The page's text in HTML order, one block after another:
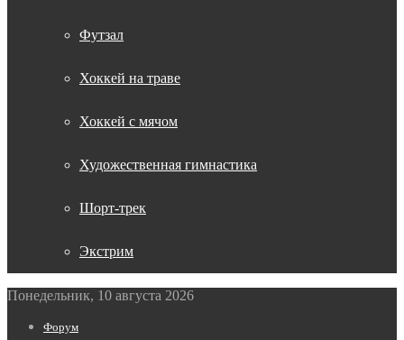
Футзал
Хоккей на траве
Хоккей с мячом
Художественная гимнастика
Шорт-трек
Экстрим
Понедельник, 10 августа 2026
Форум